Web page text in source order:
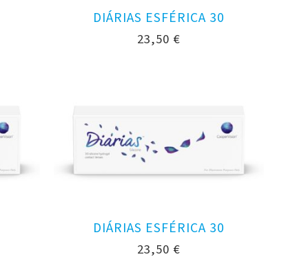
DIÁRIAS ESFÉRICA 30
23,50 €
DIÁRIAS ESFÉRICA 30
23,50 €